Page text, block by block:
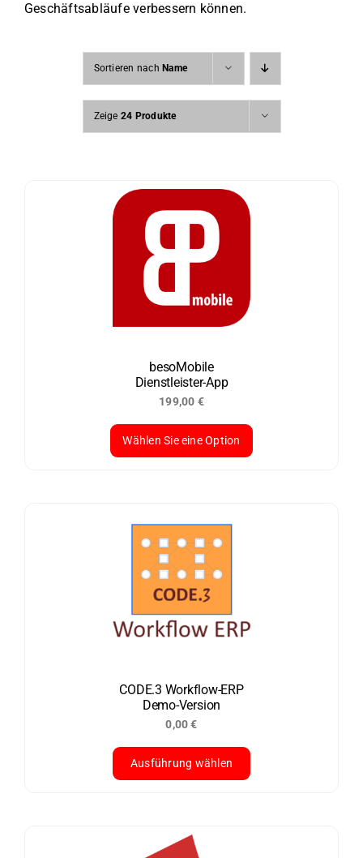
Geschäftsabläufe verbessern können.
Sortieren nach Name
Zeige 24 Produkte
besoMobile
Dienstleister-App
199,00 €
Wählen Sie eine Option
CODE.3 Workflow-ERP
Demo-Version
0,00€
Ausführung wählen